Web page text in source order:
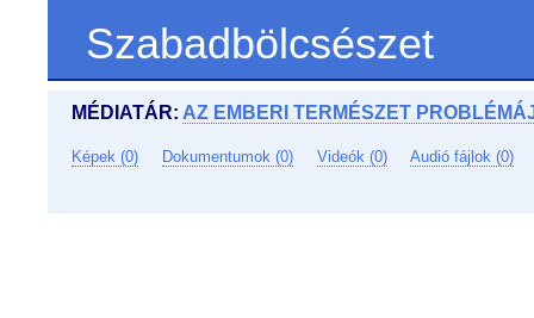
Szabadbölcsészet
MÉDIATÁR: AZ EMBERI TERMÉSZET
Képek (0) Dokumentumok (0) Videók (0) Audió fájlok (0)